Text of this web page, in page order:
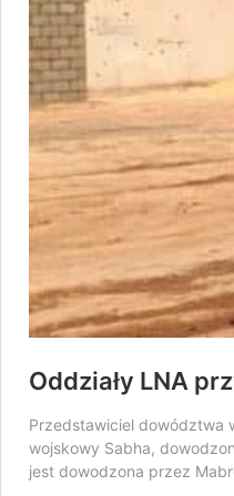
Oddziały LNA
Przedstawiciel dowództwa
wojskowy Sabha,
jest dowodzona przez